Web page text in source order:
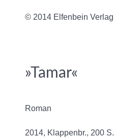
© 2014 Elfenbein Verlag
»Tamar«
Roman
2014, Klappenbr., 200 S.